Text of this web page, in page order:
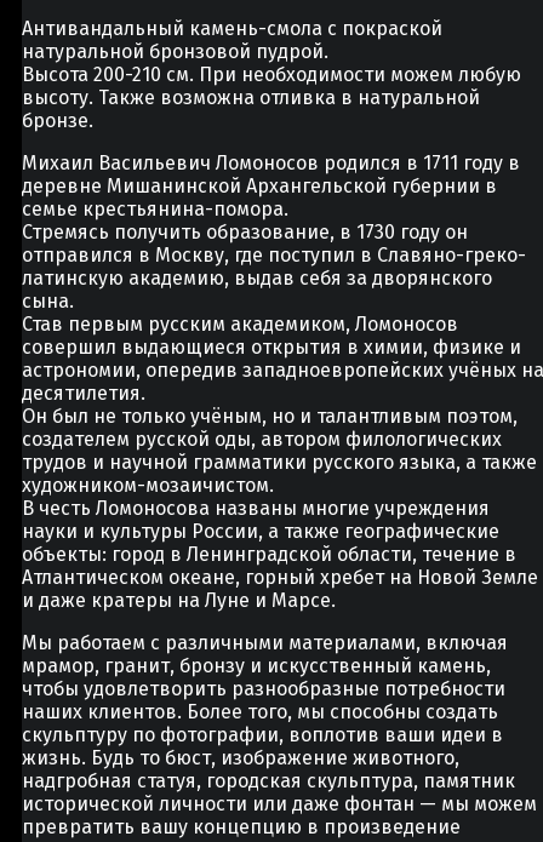
Антивандальный камень-смола с покраской
натуральной бронзовой пудрой.
Высота 200-210 см. При необходимости можем любую
высоту. Также возможна отливка в натуральной
бронзе.
Михаил Васильевич Ломоносов родился в 1711 году в
деревне Мишанинской Архангельской губернии в
семье крестьянина-помора.
Стремясь получить образование, в 1730 году он
отправился в Москву, где поступил в Славяно-греко-
латинскую академию, выдав себя за дворянского
сына.
Став первым русским академиком, Ломоносов
совершил выдающиеся открытия в химии, физике и
астрономии, опередив западноевропейских учёных на
десятилетия.
Он был не только учёным, но и талантливым поэтом,
создателем русской оды, автором филологических
трудов и научной грамматики русского языка, а также
художником-мозаичистом.
В честь Ломоносова названы многие учреждения
науки и культуры России, а также географические
объекты: город в Ленинградской области, течение в
Атлантическом океане, горный хребет на Новой Земле
и даже кратеры на Луне и Марсе.
Мы работаем с различными материалами, включая
мрамор, гранит, бронзу и искусственный камень,
чтобы удовлетворить разнообразные потребности
наших клиентов. Более того, мы способны создать
скульптуру по фотографии, воплотив ваши идеи в
жизнь. Будь то бюст, изображение животного,
надгробная статуя, городская скульптура, памятник
исторической личности или даже фонтан — мы можем
превратить вашу концепцию в произведение